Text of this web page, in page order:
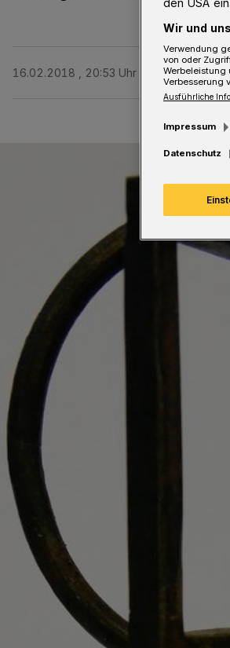
16.02.2018 , 20:53 Uhr Eine Minute
den USA ein.
Wir und
Verwendung
von oder
Werbeleistung
Verbesserung
Ausführliche
Impressum
Datenschutz